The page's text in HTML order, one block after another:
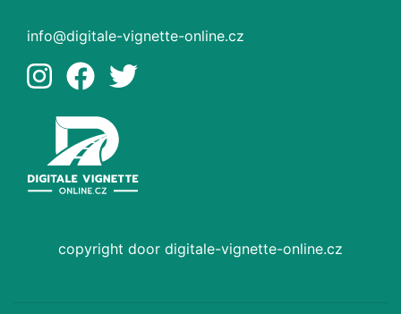
info@digitale-vignette-online.cz
copyright door digitale-vignette-online.cz